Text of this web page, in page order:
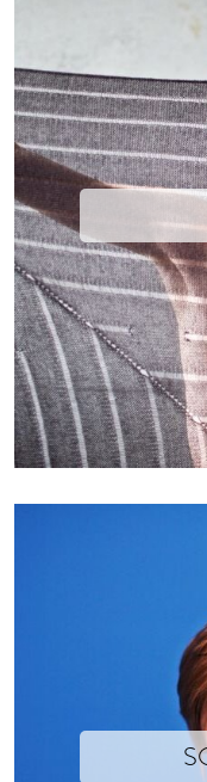
Renverser l’abîme
Atteindre l’ascendant,